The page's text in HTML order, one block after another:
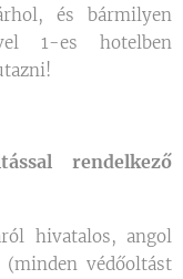
és bármilyen
1-es hotelben
rendelkező
hivatalos, angol
védőoltást